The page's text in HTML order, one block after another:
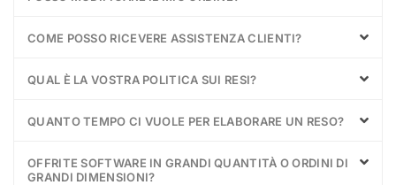
COME POSSO RICEVERE ASSISTENZA CLIENTI?
QUAL È LA VOSTRA POLITICA SUI RESI?
QUANTO TEMPO CI VUOLE PER ELABORARE UN RESO?
OFFRITE SOFTWARE IN GRANDI QUANTITÀ O ORDINI DI
GRANDI DIMENSIONI?